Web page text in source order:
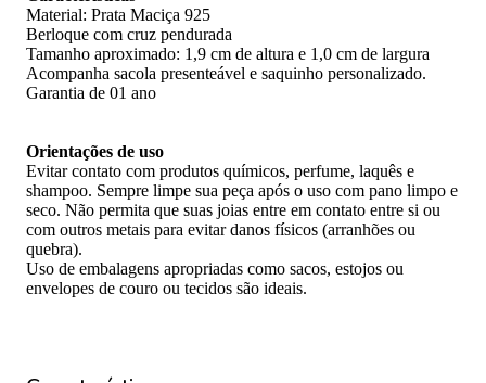
Material: Prata Maciça 925
Berloque com cruz pendurada
Tamanho aproximado: 1,9 cm de altura e 1,0 cm de largura
Acompanha sacola presenteável e saquinho personalizado.
Garantia de 01 ano
Orientações de uso
Evitar contato com produtos químicos, perfume, laquês e
shampoo. Sempre limpe sua peça após o uso com pano limpo e
seco. Não permita que suas joias entre em contato entre si ou
com outros metais para evitar danos físicos (arranhões ou
quebra).
Uso de embalagens apropriadas como sacos, estojos ou
envelopes de couro ou tecidos são ideais.